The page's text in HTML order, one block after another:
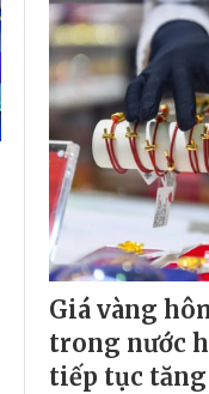
Giá vàng
trong nước
tiếp tục tăng